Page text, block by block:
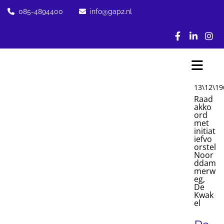
 085-4894400  info@gap2.nl
Raad
akko
ord
met
initiat
iefvo
orstel
Noor
ddam
merw
eg,
De
Kwak
el